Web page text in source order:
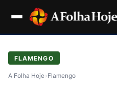
FLAMENGO
A Folha Hoje› Flamengo